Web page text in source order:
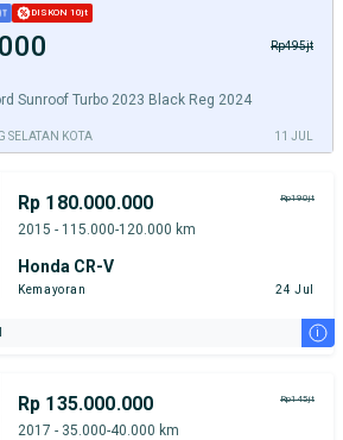
DISKON 10jt
Rp495jt
Sunroof Turbo 2023 Black Reg 2024
SELATAN KOTA 11 JUL
Rp 180.000.000 Rp190jt
2015 - 115.000-120.000 km
Honda CR-V
Kemayoran 24 Jul
i
Rp 135.000.000 Rp145jt
2017 - 35.000-40.000 km